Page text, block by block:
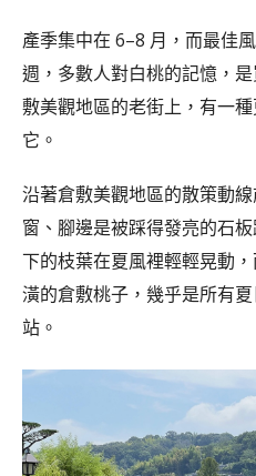
產季集中在 6–8 月，而最佳
週，多數人對白桃的記憶，
敷美觀地區的老街上，有一
它。
沿著倉敷美觀地區的散策動
窗、腳邊是被踩得發亮的石
下的枝葉在夏風裡輕輕晃動
潢的倉敷桃子，幾乎是所有
站。